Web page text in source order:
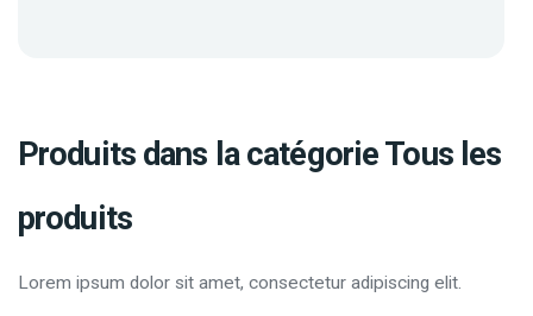
Produits dans la catégorie Tous les
produits
Lorem ipsum dolor sit amet, consectetur adipiscing elit.